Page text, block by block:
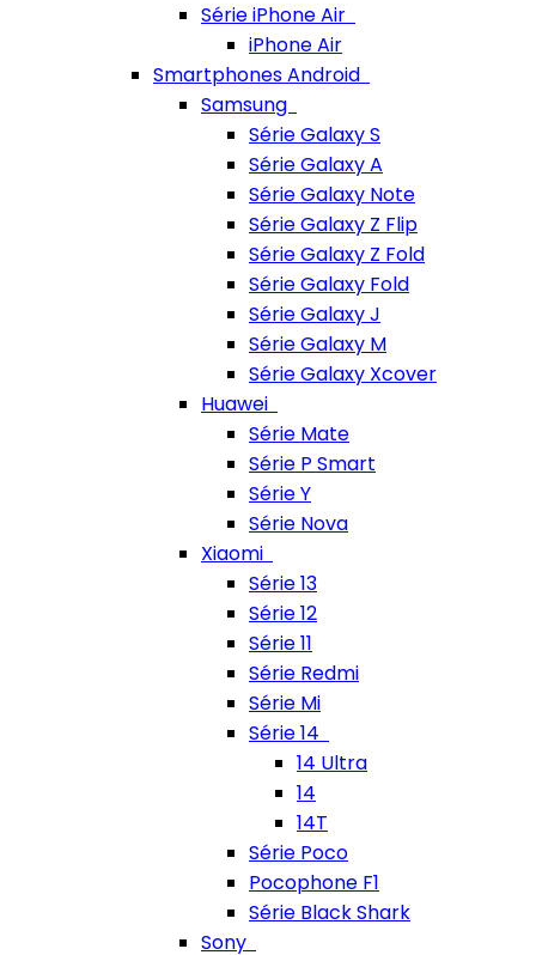
Série iPhone Air
iPhone Air
Smartphones Android
Samsung
Série Galaxy S
Série Galaxy A
Série Galaxy Note
Série Galaxy Z Flip
Série Galaxy Z Fold
Série Galaxy Fold
Série Galaxy J
Série Galaxy M
Série Galaxy Xcover
Huawei
Série Mate
Série P Smart
Série Y
Série Nova
Xiaomi
Série 13
Série 12
Série 11
Série Redmi
Série Mi
Série 14
14 Ultra
14
14T
Série Poco
Pocophone F1
Série Black Shark
Sony